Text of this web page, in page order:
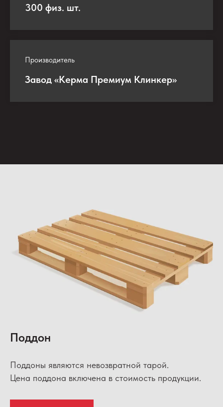
300 физ. шт.
Производитель
Завод «Керма Премиум Клинкер»
Поддон
Поддоны являются невозвратной тарой.
Цена поддона включена в стоимость продукции.